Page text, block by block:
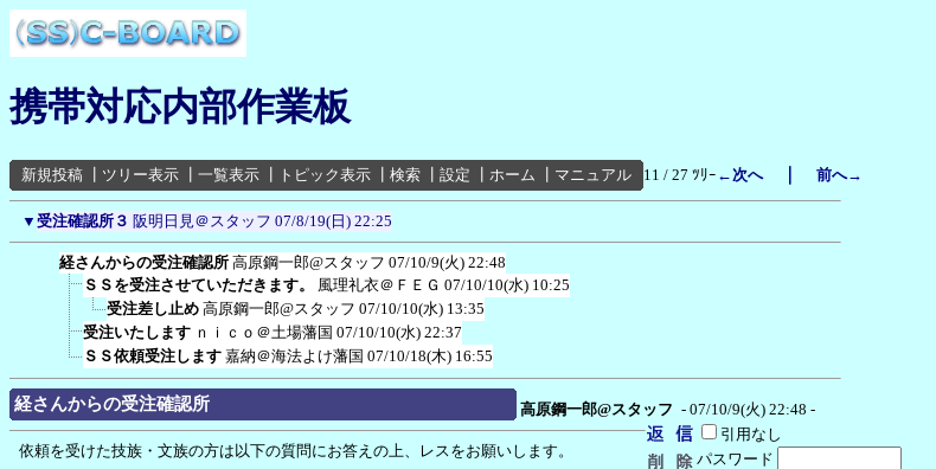
携帯対応内部作業板
新規投稿 ツリー表示 一覧表示 トピック表示 検索 設定 ホーム マニュアル 11 / 27 ﾂﾘｰ ←次へ｜ 前へ→
▼ 受注確認所３ 阪明日見＠スタッフ 07/8/19(日) 22:25
経さんからの受注確認所 高原鋼一郎@スタッフ 07/10/9(火) 22:48
ＳＳを受注させていただきます。
風理礼衣＠ＦＥＧ 07/10/10(水) 10:25
受注差し止め 高原鋼一郎@スタッフ 07/10/10(水) 13:35
受注いたします ｎｉｃｏ＠土場藩国 07/10/10(水) 22:37
ＳＳ依頼受注します 嘉納＠海法よけ藩国 07/10/18(木) 16:55
経さんからの受注確認所 高原鋼一郎@スタッフ - 07/10/9(火) 22:48 -
引用なし
パスワード
依頼を受けた技族・文族の方は以下の質問にお答えの上、レスをお願いします。